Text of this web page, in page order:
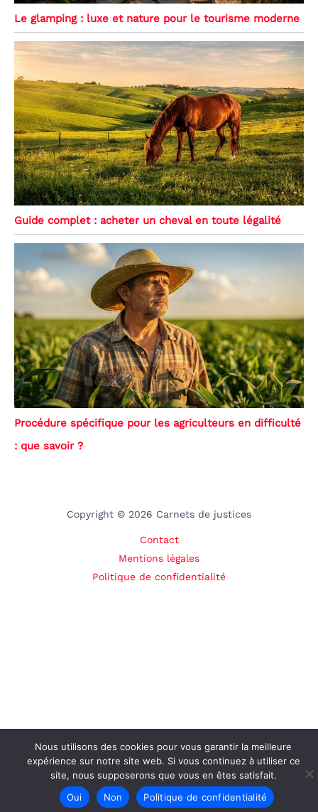
Le glamping : luxe et nature pour le tourisme moderne
Guide complet : acheter un cheval en toute légalité
Procédure spécifique pour les agriculteurs en difficulté
: que savoir ?
Copyright © 2026 Carnets de justices
Contact
Mentions légales
Politique de confidentialité
Nous utilisons des cookies pour vous garantir la meilleure
expérience sur notre site web. Si vous continuez à utiliser ce
site, nous supposerons que vous en êtes satisfait.
Oui
Non Politique de confidentialité